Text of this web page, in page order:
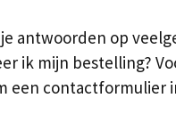
antwoorden op
ik mijn bestelling?
een contactformulier